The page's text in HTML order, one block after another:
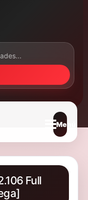
Abrir
Full